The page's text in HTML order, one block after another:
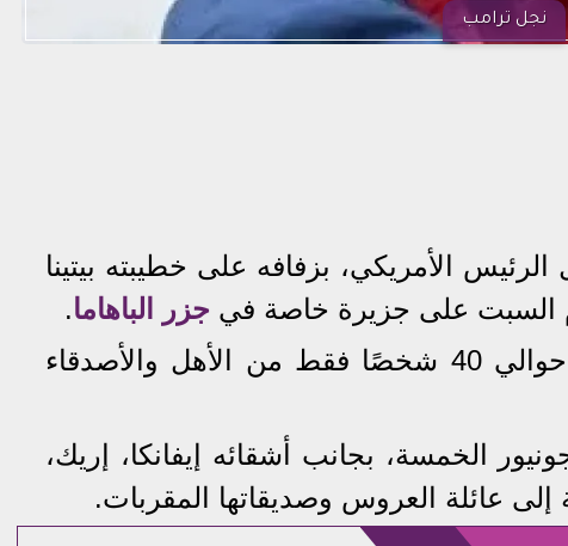
نجل ترامب
الرئيس الأمريكي، بزفافه على خطيبته بيتينا
السبت على جزيرة خاصة في جزر الباهاما.
واقتصرت المناسبة على حضور حوالي 40 شخصًا فقط من الأهل والأصدقاء
الخمسة، بجانب أشقائه إيفانكا، إريك،
إلى عائلة العروس وصديقاتها المقربات.